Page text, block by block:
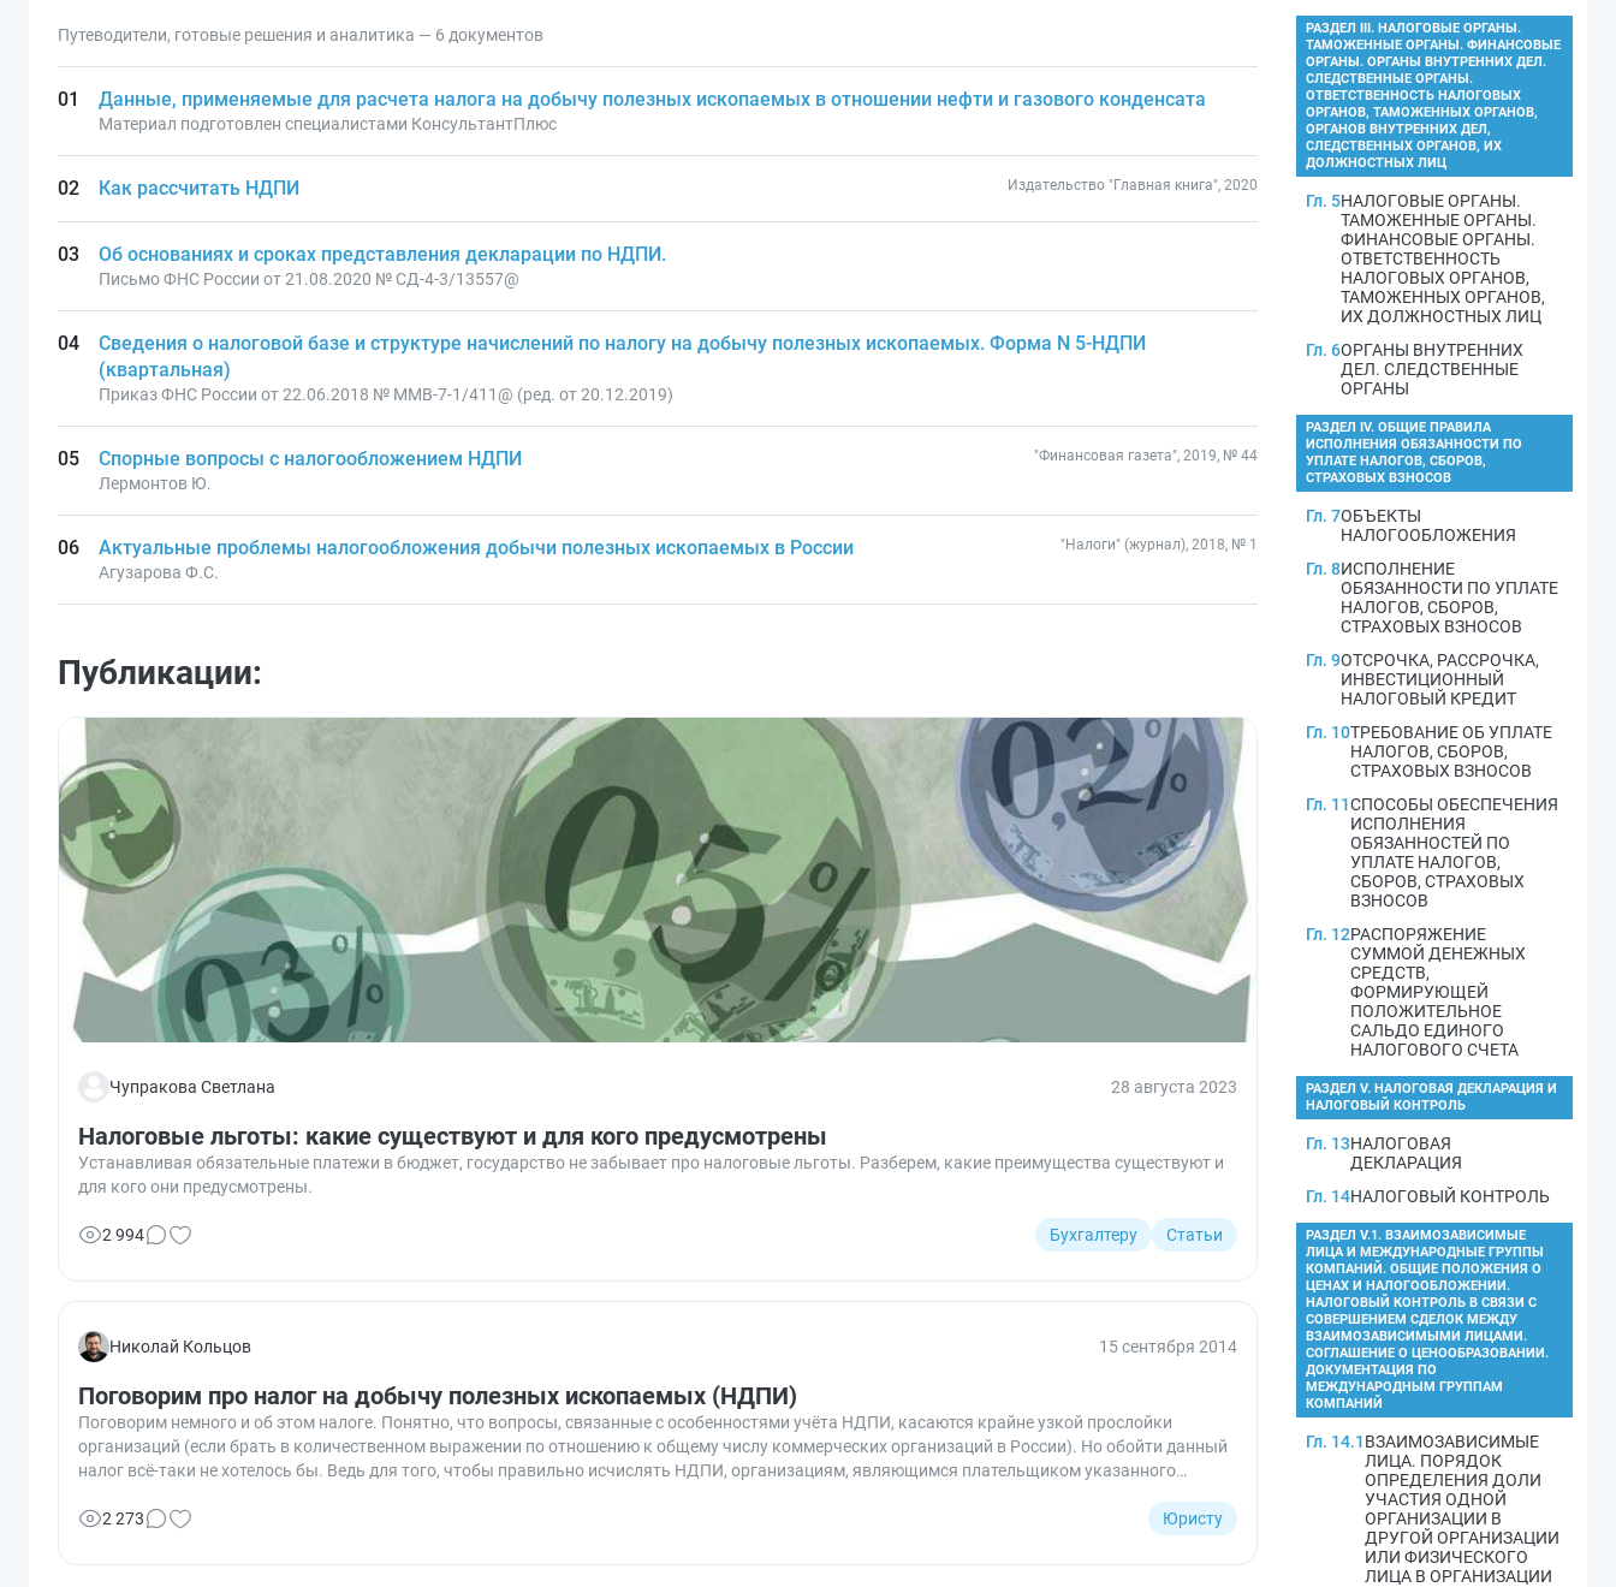
Путеводители, готовые решения и аналитика — 6 документов
Данные, применяемые для расчета налога на добычу полезных ископаемых в отношении нефти и газового конденсата
Материал подготовлен специалистами КонсультантПлюс
Как рассчитать НДПИ Издательство "Главная книга", 2020
Об основаниях и сроках представления декларации по НДПИ.
Письмо ФНС России от 21.08.2020 № СД-4-3/13557@
Сведения о налоговой базе и структуре начислений по налогу на добычу полезных ископаемых. Форма N 5-НДПИ
(квартальная)
Приказ ФНС России от 22.06.2018 № ММВ-7-1/411@ (ред. от 20.12.2019)
Спорные вопросы с налогообложением НДПИ
Лермонтов Ю.
"Финансовая газета", 2019, № 44
Актуальные проблемы налогообложения добычи полезных ископаемых в России
Агузарова Ф.С.
"Налоги" (журнал), 2018, № 1
Публикации:
Чупракова Светлана 28 августа 2023
Налоговые льготы: какие существуют и для кого предусмотрены
Устанавливая обязательные платежи в бюджет, государство не забывает про налоговые льготы. Разберем, какие преимущества существуют и
для кого они предусмотрены.
Бухгалтеру Статьи
2 994
Николай Кольцов 15 сентября 2014
Поговорим про налог на добычу полезных ископаемых (НДПИ)
Поговорим немного и об этом налоге. Понятно, что вопросы, связанные с особенностями учёта НДПИ, касаются крайне узкой прослойки
организаций (если брать в количественном выражении по отношению к общему числу коммерческих организаций в России). Но обойти данный
налог всё-таки не хотелось бы. Ведь для того, чтобы правильно исчислять НДПИ, организациям, являющимся плательщиком указанного
Юристу
2 273
РАЗДЕЛ III. НАЛОГОВЫЕ ОРГАНЫ.
ТАМОЖЕННЫЕ ОРГАНЫ. ФИНАНСОВЫЕ
ОРГАНЫ. ОРГАНЫ ВНУТРЕННИХ ДЕЛ.
СЛЕДСТВЕННЫЕ ОРГАНЫ.
ОТВЕТСТВЕННОСТЬ НАЛОГОВЫХ
ОРГАНОВ, ТАМОЖЕННЫХ ОРГАНОВ,
ОРГАНОВ ВНУТРЕННИХ ДЕЛ,
СЛЕДСТВЕННЫХ ОРГАНОВ, ИХ
ДОЛЖНОСТНЫХ ЛИЦ
Гл. 5НАЛОГОВЫЕ ОРГАНЫ.
ТАМОЖЕННЫЕ ОРГАНЫ.
ФИНАНСОВЫЕ ОРГАНЫ.
ОТВЕТСТВЕННОСТЬ
НАЛОГОВЫХ ОРГАНОВ,
ТАМОЖЕННЫХ ОРГАНОВ,
ИХ ДОЛЖНОСТНЫХ ЛИЦ
Гл. 6ОРГАНЫ ВНУТРЕННИХ
ДЕЛ. СЛЕДСТВЕННЫЕ
ОРГАНЫ
РАЗДЕЛ IV. ОБЩИЕ ПРАВИЛА
ИСПОЛНЕНИЯ ОБЯЗАННОСТИ ПО
УПЛАТЕ НАЛОГОВ, СБОРОВ,
СТРАХОВЫХ ВЗНОСОВ
Гл. 7ОБЪЕКТЫ
НАЛОГООБЛОЖЕНИЯ
Гл. 8ИСПОЛНЕНИЕ
ОБЯЗАННОСТИ ПО УПЛАТЕ
НАЛОГОВ, СБОРОВ,
СТРАХОВЫХ ВЗНОСОВ
Гл. 9ОТСРОЧКА, РАССРОЧКА,
ИНВЕСТИЦИОННЫЙ
НАЛОГОВЫЙ КРЕДИТ
Гл. 10ТРЕБОВАНИЕ ОБ УПЛАТЕ
НАЛОГОВ, СБОРОВ,
СТРАХОВЫХ ВЗНОСОВ
Гл. 11СПОСОБЫ ОБЕСПЕЧЕНИЯ
ИСПОЛНЕНИЯ
ОБЯЗАННОСТЕЙ ПО
УПЛАТЕ НАЛОГОВ,
СБОРОВ, СТРАХОВЫХ
ВЗНОСОВ
Гл. 12РАСПОРЯЖЕНИЕ
СУММОЙ ДЕНЕЖНЫХ
СРЕДСТВ,
ФОРМИРУЮЩЕЙ
ПОЛОЖИТЕЛЬНОЕ
САЛЬДО ЕДИНОГО
НАЛОГОВОГО СЧЕТА
РАЗДЕЛ V. НАЛОГОВАЯ ДЕКЛАРАЦИЯ И
НАЛОГОВЫЙ КОНТРОЛЬ
Гл. 13НАЛОГОВАЯ
ДЕКЛАРАЦИЯ
Гл. 14НАЛОГОВЫЙ КОНТРОЛЬ
РАЗДЕЛ V.1. ВЗАИМОЗАВИСИМЫЕ
ЛИЦА И МЕЖДУНАРОДНЫЕ ГРУППЫ
КОМПАНИЙ. ОБЩИЕ ПОЛОЖЕНИЯ О
ЦЕНАХ И НАЛОГООБЛОЖЕНИИ.
НАЛОГОВЫЙ КОНТРОЛЬ В СВЯЗИ С
СОВЕРШЕНИЕМ СДЕЛОК МЕЖДУ
ВЗАИМОЗАВИСИМЫМИ ЛИЦАМИ.
СОГЛАШЕНИЕ О ЦЕНООБРАЗОВАНИИ.
ДОКУМЕНТАЦИЯ ПО
МЕЖДУНАРОДНЫМ ГРУППАМ
КОМПАНИЙ
Гл. 14.1ВЗАИМОЗАВИСИМЫЕ
ЛИЦА. ПОРЯДОК
ОПРЕДЕЛЕНИЯ ДОЛИ
УЧАСТИЯ ОДНОЙ
ОРГАНИЗАЦИИ В
ДРУГОЙ ОРГАНИЗАЦИИ
ИЛИ ФИЗИЧЕСКОГО
ЛИЦА В ОРГАНИЗАЦИИ